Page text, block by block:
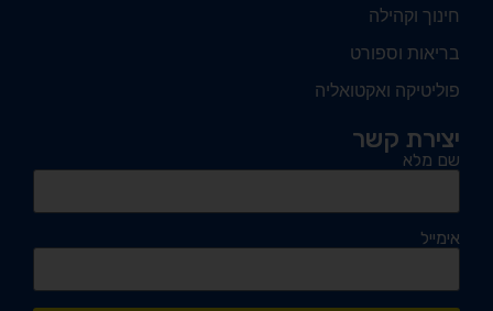
חינוך וקהילה
בריאות וספורט
פוליטיקה ואקטואליה
יצירת קשר
שם מלא
אימייל